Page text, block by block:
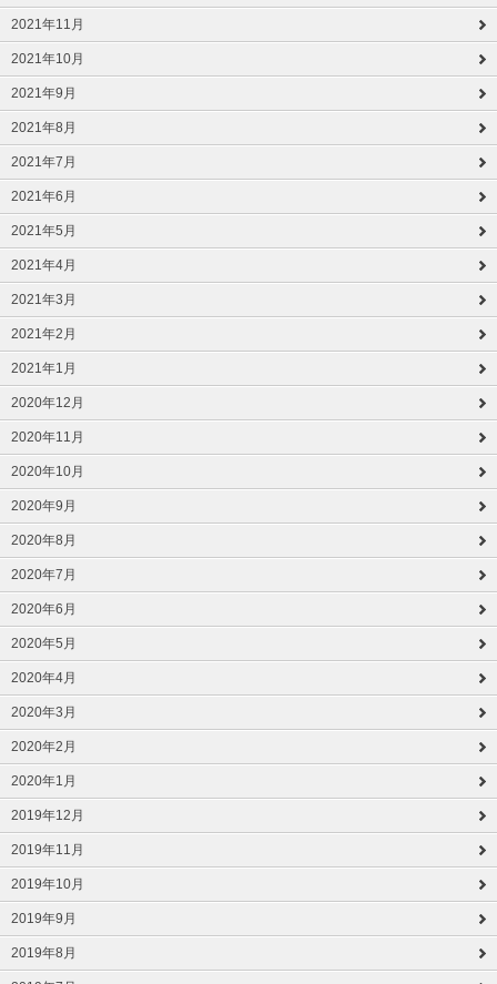
2021年11月
2021年10月
2021年9月
2021年8月
2021年7月
2021年6月
2021年5月
2021年4月
2021年3月
2021年2月
2021年1月
2020年12月
2020年11月
2020年10月
2020年9月
2020年8月
2020年7月
2020年6月
2020年5月
2020年4月
2020年3月
2020年2月
2020年1月
2019年12月
2019年11月
2019年10月
2019年9月
2019年8月